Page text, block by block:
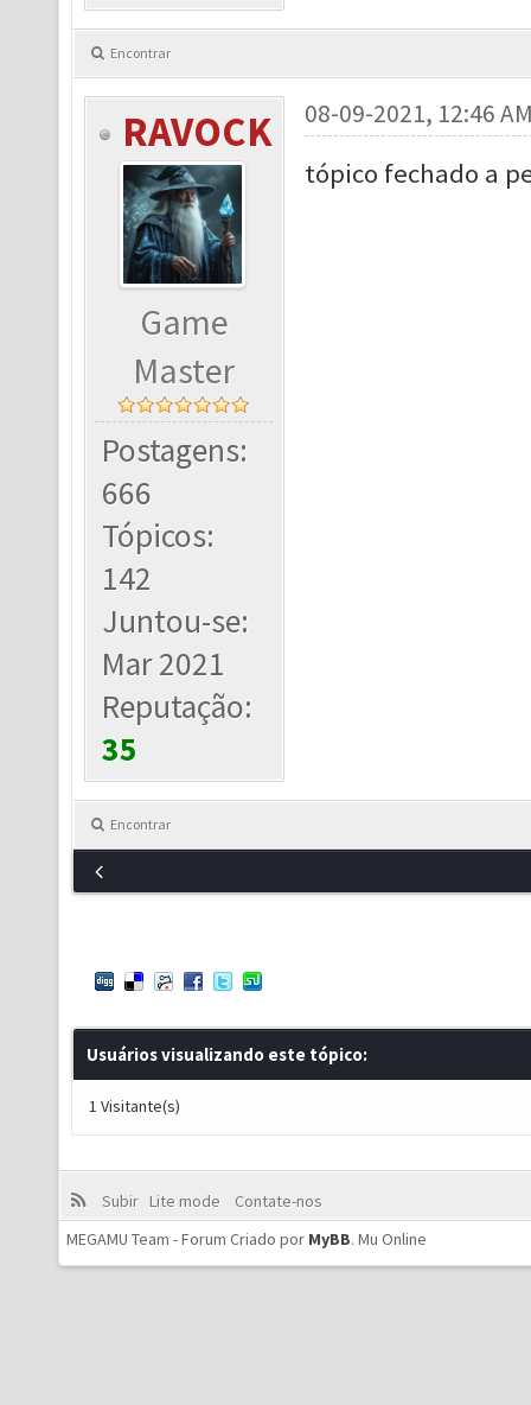
Encontrar
RAVOCK
Game
Master
Postagens:
666
Tópicos:
142
Juntou-se:
Mar 2021
Reputação:
35
08-09-2021, 12:46
tópico fechado a
Encontrar
Usuários visualizando este tópico:
1 Visitante(s)
Subir Lite mode
Contate-nos
MEGAMU Team - Forum Criado por MyBB. Mu Online